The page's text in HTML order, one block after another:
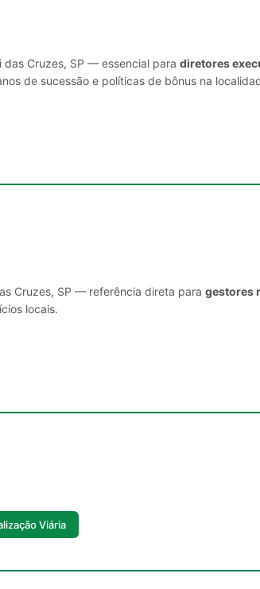
das Cruzes, SP — essencial para diretores
de sucessão e políticas de bônus na
Cruzes, SP — referência direta para gestores
locais.
Viária